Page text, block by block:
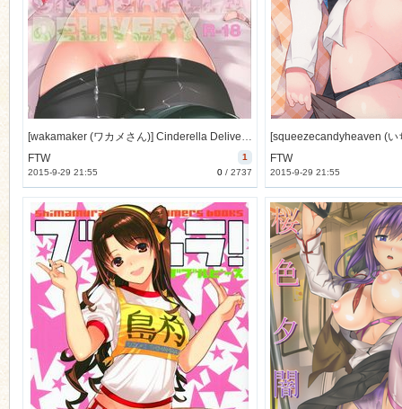
[wakamaker (ワカメさん)] Cinderella Delivery (THE IDOLM@STER) [30M]
1
FTW
0/ 2737
2015-9-29 21:55
FTW
2015-9-29 21:55